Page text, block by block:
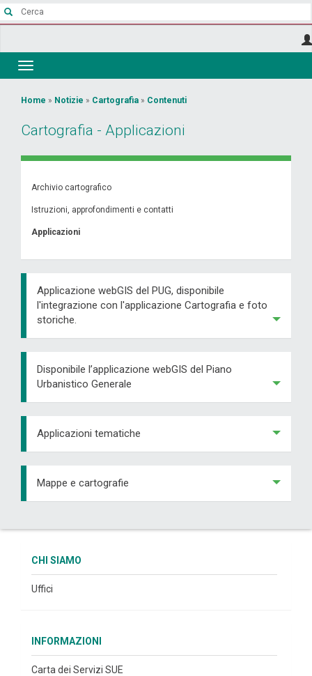
Salta
Toggle
navigation
Tu
sei
Home » Notizie » Cartografia » Contenuti
Cartografia - Applicazioni
Archivio cartografico
Istruzioni, approfondimenti e contatti
Applicazioni
Applicazione webGIS del PUG, disponibile
l'integrazione con l'applicazione Cartografia e foto
storiche.
Disponibile l’applicazione webGIS del Piano
Urbanistico Generale
Applicazioni tematiche
Mappe e cartografie
CHI SIAMO
Uffici
INFORMAZIONI
Carta dei Servizi SUE